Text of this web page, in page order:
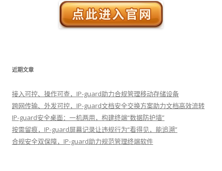
近期文章
接入可控、操作可查，IP-guard助力合规管理移动存储设备
跨网传输、外发可控，IP-guard文档安全交换方案助力文档高效流转
IP-guard安全桌面：一机两用，构建终端“数据防护墙”
按需留痕，IP-guard屏幕记录让违规行为“看得见，能追溯”
合规安全双保障，IP-guard助力规范管理终端软件